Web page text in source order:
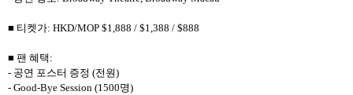
■ 티켓가: HKD/MOP $1,888 / $1,388 / $888
■ 팬 혜택:
- 공연 포스터 증정 (전원)
- Good-Bye Session (1500명)